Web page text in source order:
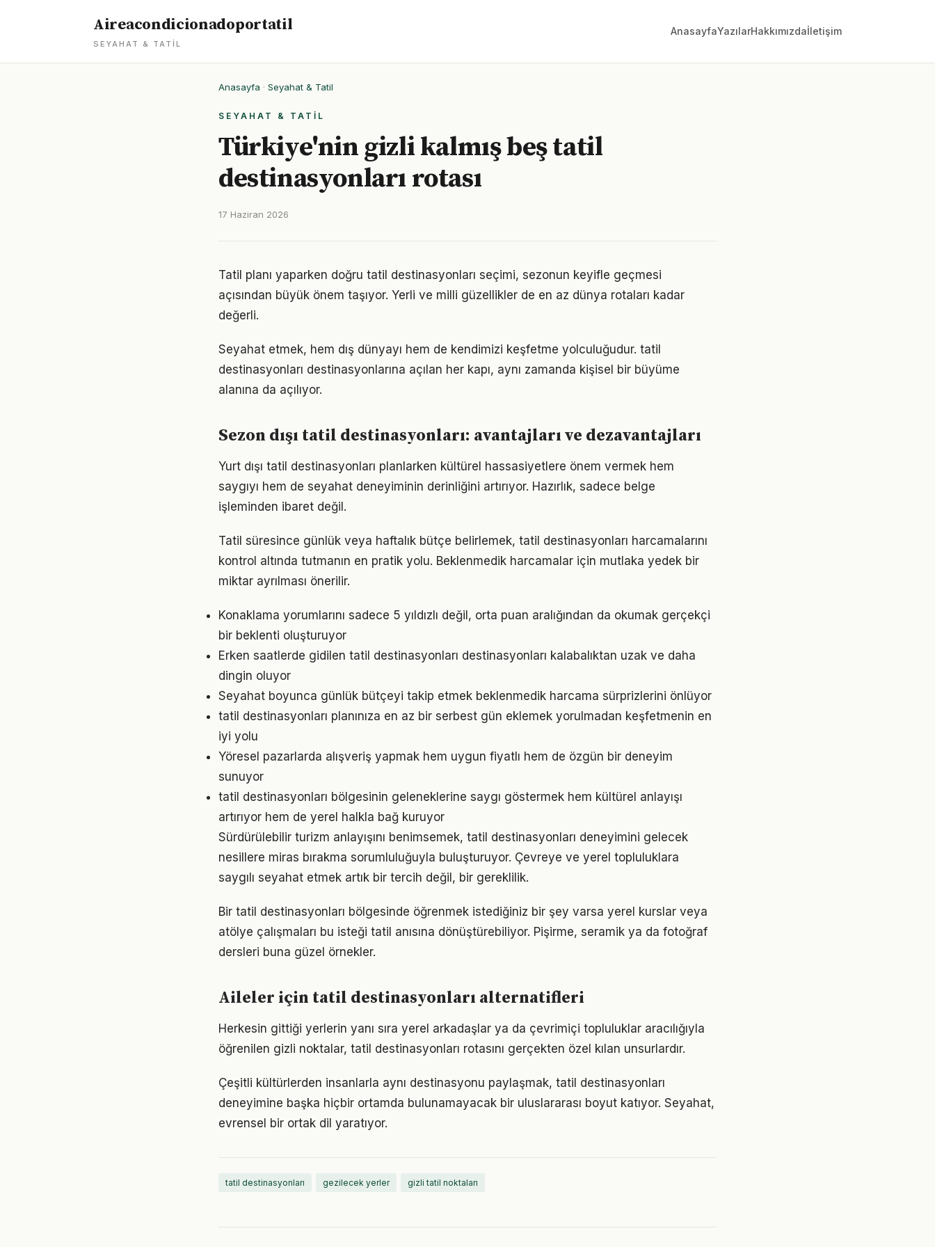
Aireacondicionadoportatil
SEYAHAT & TATIL
AnasayfaYazılarHakkımızdaİletişim
Anasayfa · Seyahat & Tatil
SEYAHAT & TATIL
Türkiye'nin gizli kalmış beş tatil
destinasyonları rotası
17 Haziran 2026
Tatil planı yaparken doğru tatil destinasyonları seçimi, sezonun keyifle geçmesi
açısından büyük önem taşıyor. Yerli ve milli güzellikler de en az dünya rotaları kadar
değerli.
Seyahat etmek, hem dış dünyayı hem de kendimizi keşfetme yolculuğudur. tatil
destinasyonları destinasyonlarına açılan her kapı, aynı zamanda kişisel bir büyüme
alanına da açılıyor.
Sezon dışı tatil destinasyonları: avantajları ve dezavantajları
Yurt dışı tatil destinasyonları planlarken kültürel hassasiyetlere önem vermek hem
saygıyı hem de seyahat deneyiminin derinliğini artırıyor. Hazırlık, sadece belge
işleminden ibaret değil.
Tatil süresince günlük veya haftalık bütçe belirlemek, tatil destinasyonları harcamalarını
kontrol altında tutmanın en pratik yolu. Beklenmedik harcamalar için mutlaka yedek bir
miktar ayrılması önerilir.
Konaklama yorumlarını sadece 5 yıldızlı değil, orta puan aralığından da okumak gerçekçi
bir beklenti oluşturuyor
Erken saatlerde gidilen tatil destinasyonları destinasyonları kalabalıktan uzak ve daha
dingin oluyor
Seyahat boyunca günlük bütçeyi takip etmek beklenmedik harcama sürprizlerini önlüyor
tatil destinasyonları planınıza en az bir serbest gün eklemek yorulmadan keşfetmenin en
iyi yolu
Yöresel pazarlarda alışveriş yapmak hem uygun fiyatlı hem de özgün bir deneyim
sunuyor
tatil destinasyonları bölgesinin geleneklerine saygı göstermek hem kültürel anlayışı
artırıyor hem de yerel halkla bağ kuruyor
Sürdürülebilir turizm anlayışını benimsemek, tatil destinasyonları deneyimini gelecek
nesillere miras bırakma sorumluluğuyla buluşturuyor. Çevreye ve yerel topluluklara
saygılı seyahat etmek artık bir tercih değil, bir gereklilik.
Bir tatil destinasyonları bölgesinde öğrenmek istediğiniz bir şey varsa yerel kurslar veya
atölye çalışmaları bu isteği tatil anısına dönüştürebiliyor. Pişirme, seramik ya da fotoğraf
dersleri buna güzel örnekler.
Aileler için tatil destinasyonları alternatifleri
Herkesin gittiği yerlerin yanı sıra yerel arkadaşlar ya da çevrimiçi topluluklar aracılığıyla
öğrenilen gizli noktalar, tatil destinasyonları rotasını gerçekten özel kılan unsurlardır.
Çeşitli kültürlerden insanlarla aynı destinasyonu paylaşmak, tatil destinasyonları
deneyimine başka hiçbir ortamda bulunamayacak bir uluslararası boyut katıyor. Seyahat,
evrensel bir ortak dil yaratıyor.
tatil destinasyonları gezilecek yerler gizli tatil noktaları